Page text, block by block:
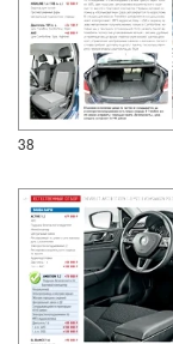
38